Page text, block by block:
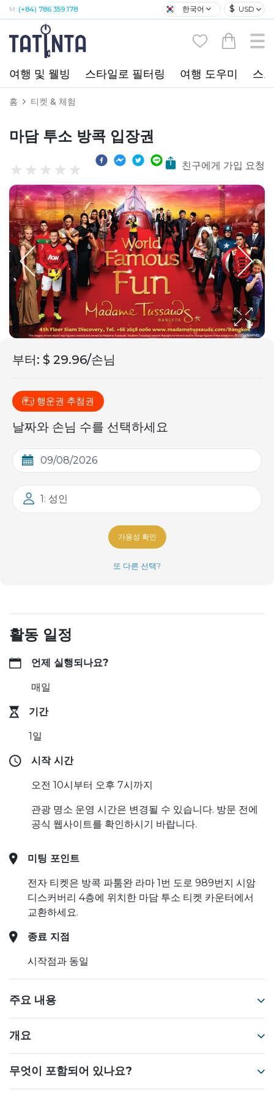
M: (+84) 786 359 178 한국어 $ USD
여행 및 웰빙 스타일로 필터링 여행 도우미 스
홈 티켓 & 체험
마담 투소 방콕 입장권
친구에게 가입 요청
부터: $ 29.96/손님
행운권 추첨권
날짜와 손님 수를 선택하세요
1: 성인
가용성 확인
또 다른 선택?
활동 일정
언제 실행되나요?
매일
기간
1일
시작 시간
오전 10시부터 오후 7시까지
관광 명소 운영 시간은 변경될 수 있습니다. 방문 전에
공식 웹사이트를 확인하시기 바랍니다.
미팅 포인트
전자 티켓은 방콕 파툼완 라마 1번 도로 989번지 시암
디스커버리 4층에 위치한 마담 투소 티켓 카운터에서
교환하세요.
종료 지점
시작점과 동일
주요 내용
개요
무엇이 포함되어 있나요?